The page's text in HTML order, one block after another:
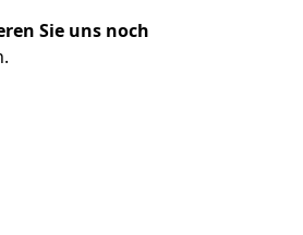
Sie uns noch